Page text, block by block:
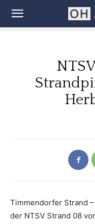
Timmendorfer Strand
der NTSV Strand 08